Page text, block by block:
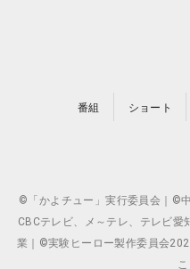
番組 ショート
©「かよチュー」実行委員会｜©
CBCテレビ、メ～テレ、テレビ
業｜©実験ヒーロー製作委員会